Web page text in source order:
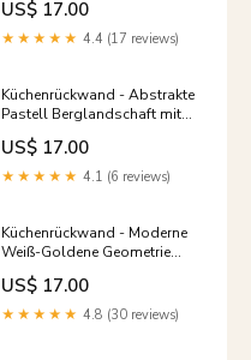
Funkenregen
US$ 17.00
★★★★★ 4.4 (17 reviews)
Küchenrückwand - Abstrakte
Pastell Berglandschaft mit
Sonne Ruhe und
Besinnlichkeit
US$ 17.00
★★★★★ 4.1 (6 reviews)
Küchenrückwand - Moderne
Weiß-Goldene Geometrie
Textur Stilvolle
Ausstrahlung
US$ 17.00
★★★★★ 4.8 (30 reviews)